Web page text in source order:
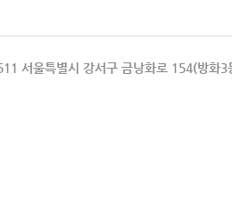
서울특별시 강서구 금낭화로 154(방화3